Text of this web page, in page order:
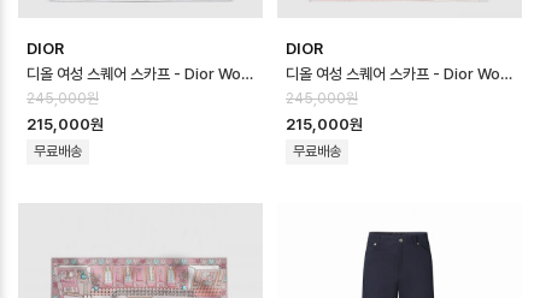
DIOR
디올 여성 스퀘어 스카프 - Dior Womens Square Scarf - acc8737…
245,000원
215,000원
무료배송
DIOR
디올 여성 스퀘어 스카프 - Dior Womens Square Scarf - acc8736…
245,000원
215,000원
무료배송